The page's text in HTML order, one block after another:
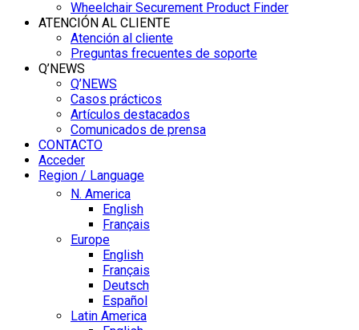
Wheelchair Securement Product Finder
ATENCIÓN AL CLIENTE
Atención al cliente
Preguntas frecuentes de soporte
Q’NEWS
Q’NEWS
Casos prácticos
Artículos destacados
Comunicados de prensa
CONTACTO
Acceder
Region / Language
N. America
English
Français
Europe
English
Français
Deutsch
Español
Latin America